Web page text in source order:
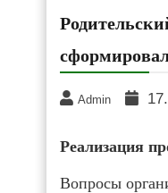
Admin
Реализация
Вопросы